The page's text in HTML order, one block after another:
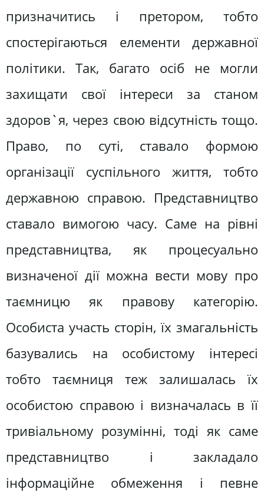
призначитись і претором, тобто
спостерігаються елементи державної
політики. Так, багато осіб не могли
захищати свої інтереси за станом
здоров`я, через свою відсутність тощо.
Право, по суті, ставало формою
організації суспільного життя, тобто
державною справою. Представництво
ставало вимогою часу. Саме на рівні
представництва, як процесуально
визначеної дії можна вести мову про
таємницю як правову категорію.
Особиста участь сторін, їх змагальність
базувались на особистому інтересі
тобто таємниця теж залишалась їх
особистою справою і визначалась в її
тривіальному розумінні, тоді як саме
представництво і закладало
інформаційне обмеження і певне